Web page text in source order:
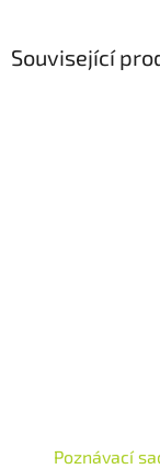
Související
Poznávací